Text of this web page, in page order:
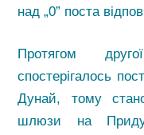
над „0” поста
Протягом
спостерігалось
Дунай, тому
шлюзи на